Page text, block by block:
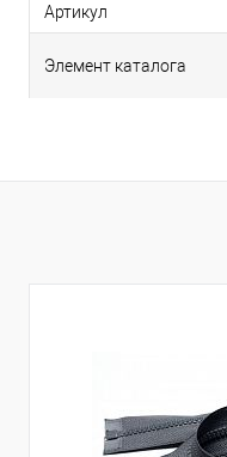
Артикул
Элемент каталога